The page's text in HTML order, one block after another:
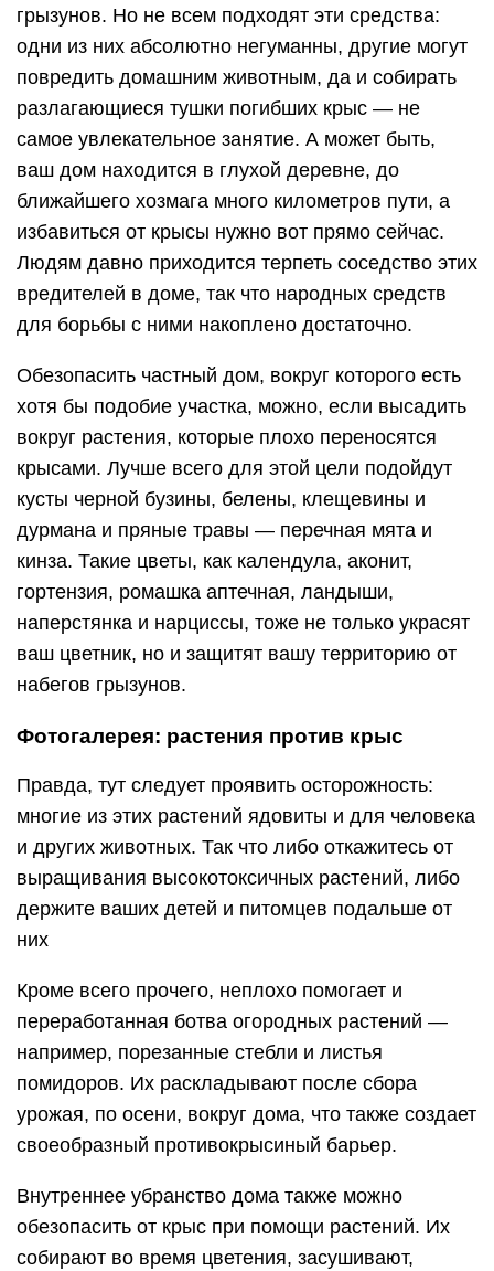
грызунов. Но не всем подходят эти средства:
одни из них абсолютно негуманны, другие могут
повредить домашним животным, да и собирать
разлагающиеся тушки погибших крыс — не
самое увлекательное занятие. А может быть,
ваш дом находится в глухой деревне, до
ближайшего хозмага много километров пути, а
избавиться от крысы нужно вот прямо сейчас.
Людям давно приходится терпеть соседство этих
вредителей в доме, так что народных средств
для борьбы с ними накоплено достаточно.
Обезопасить частный дом, вокруг которого есть
хотя бы подобие участка, можно, если высадить
вокруг растения, которые плохо переносятся
крысами. Лучше всего для этой цели подойдут
кусты черной бузины, белены, клещевины и
дурмана и пряные травы — перечная мята и
кинза. Такие цветы, как календула, аконит,
гортензия, ромашка аптечная, ландыши,
наперстянка и нарциссы, тоже не только украсят
ваш цветник, но и защитят вашу территорию от
набегов грызунов.
Фотогалерея: растения против крыс
Правда, тут следует проявить осторожность:
многие из этих растений ядовиты и для человека
и других животных. Так что либо откажитесь от
выращивания высокотоксичных растений, либо
держите ваших детей и питомцев подальше от
них
Кроме всего прочего, неплохо помогает и
переработанная ботва огородных растений —
например, порезанные стебли и листья
помидоров. Их раскладывают после сбора
урожая, по осени, вокруг дома, что также создает
своеобразный противокрысиный барьер.
Внутреннее убранство дома также можно
обезопасить от крыс при помощи растений. Их
собирают во время цветения, засушивают,